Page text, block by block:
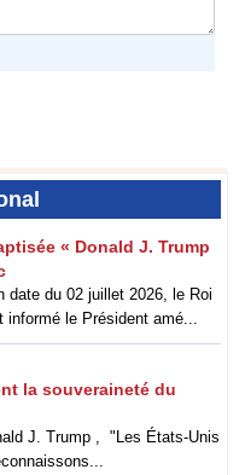
« Donald J. Trump
date du 02 juillet 2026, le Roi
le Président amé...
la souveraineté du
J. Trump , "Les États-Unis